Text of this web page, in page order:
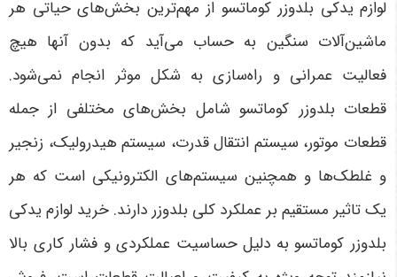
لوازم یدکی بلدوزر کوماتسو از مهم‌ترین بخش‌های حیاتی هر
ماشین‌آلات سنگین به حساب می‌آید که بدون آنها هیچ
فعالیت عمرانی و راه‌سازی به شکل موثر انجام نمی‌شود.
قطعات بلدوزر کوماتسو شامل بخش‌های مختلفی از جمله
قطعات موتور، سیستم انتقال قدرت، سیستم هیدرولیک، زنجیر
و غلطک‌ها و همچنین سیستم‌های الکترونیکی است که هر
یک تاثیر مستقیم بر عملکرد کلی بلدوزر دارند. خرید لوازم یدکی
بلدوزر کوماتسو به دلیل حساسیت عملکردی و فشار کاری بالا